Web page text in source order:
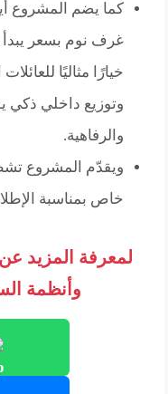
كما يضم المشروع
خيارًا مثاليًا
وتوزيع داخلي ذكي
والرفاهية.
ويقدّم المشروع
خاص بمناسبة الإطلاق
لمعرفة المزيد
وأنظمة